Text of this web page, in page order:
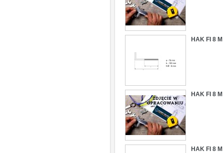
HAK FI 8
HAK FI 8
HAK FI 8